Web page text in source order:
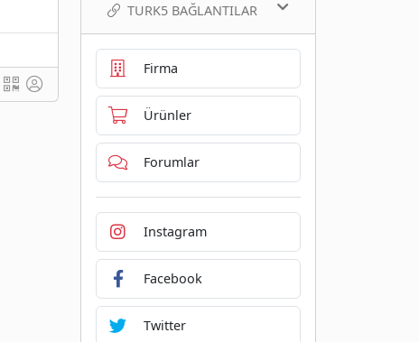
TURK5 BAĞLANTILAR
Firma
Ürünler
Forumlar
Instagram
Facebook
Twitter